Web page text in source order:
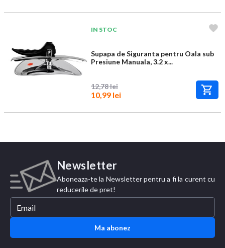
IN STOC
Supapa de Siguranta pentru Oala sub
Presiune Manuala, 3.2 x...
12,78 lei
10,99 lei
Newsletter
Aboneaza-te la Newsletter pentru a fi la curent cu
reducerile de pret!
Ma abonez